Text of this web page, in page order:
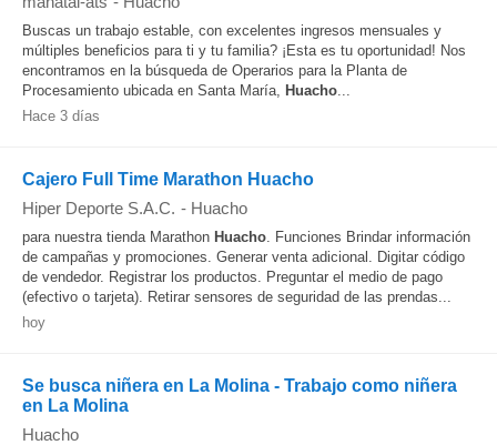
Buscas un trabajo estable, con excelentes ingresos mensuales y
múltiples beneficios para ti y tu familia? ¡Esta es tu oportunidad! Nos
encontramos en la búsqueda de Operarios para la Planta de
Procesamiento ubicada en Santa María, Huacho...
Hace 3 días
Cajero Full Time Marathon Huacho
Hiper Deporte S.A.C. - Huacho
para nuestra tienda Marathon Huacho. Funciones Brindar información
de campañas y promociones. Generar venta adicional. Digitar código
de vendedor. Registrar los productos. Preguntar el medio de pago
(efectivo o tarjeta). Retirar sensores de seguridad de las prendas...
hoy
Se busca niñera en La Molina - Trabajo como niñera
en La Molina
Huacho